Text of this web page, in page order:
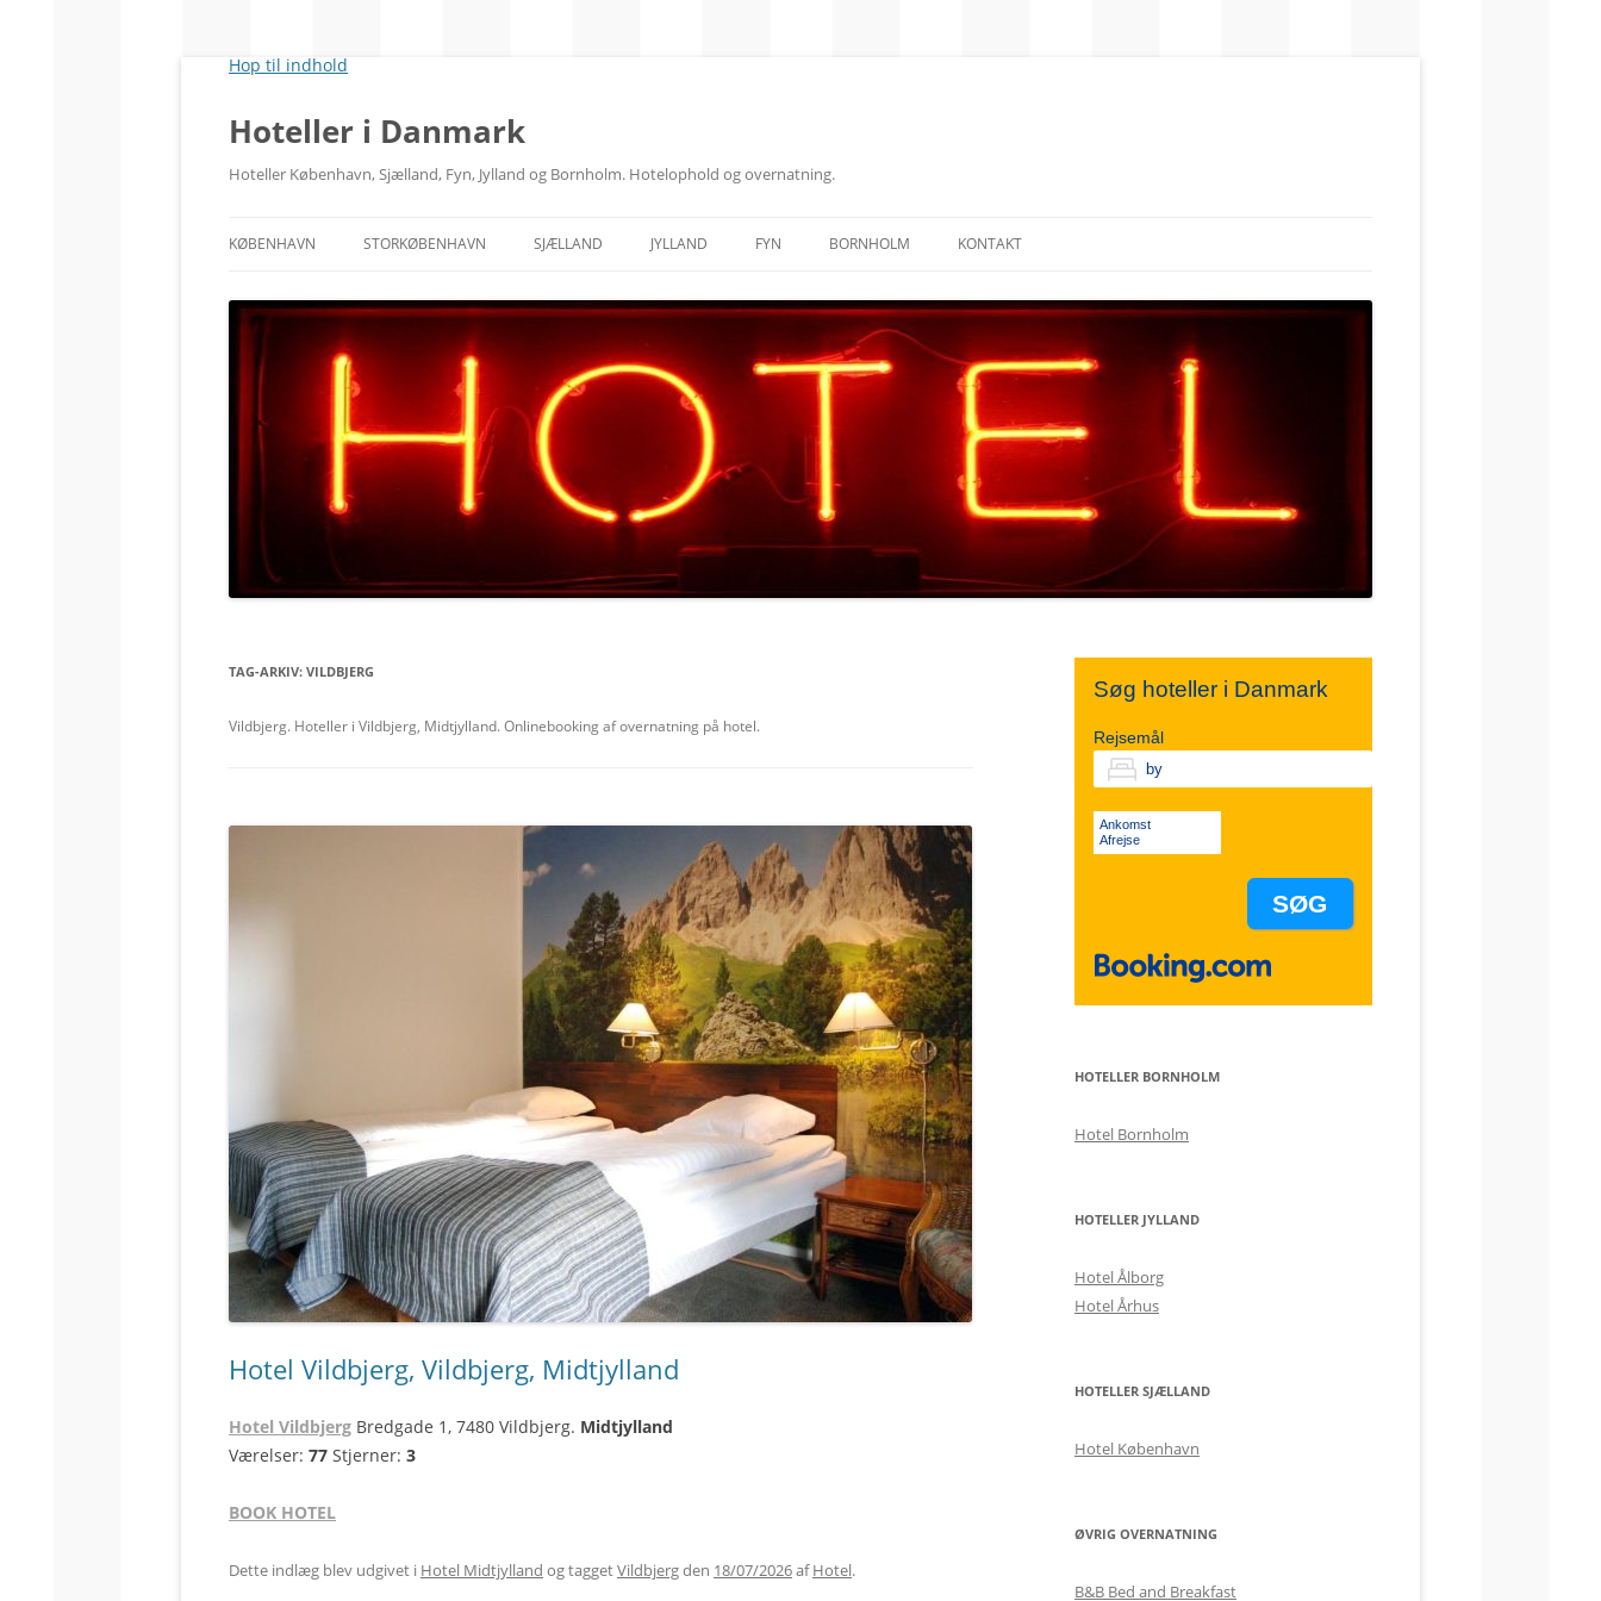
Hop til indhold
Hoteller i Danmark
Hoteller København, Sjælland, Fyn, Jylland og Bornholm. Hotelophold og overnatning.
KØBENHAVN
RÅDHUSPLADSEN
HOVEDBANEGÅRDEN
KØBENHAVN V.
KØBENHAVN K.
STORKØBENHAVN SJÆLLAND
MIDTSJÆLLAND
VESTSJÆLLAND
FALSTER
LOLLAND
JYLLAND
ÅLBORG
NORDJYLLAND
MIDTJYLLAND
ØSTJYLLAND
VESTJYLLAND
SØNDERJYLLAND
FYN BORNHOLM KONTAKT
TAG-ARKIV: VILDBJERG
Vildbjerg. Hoteller i Vildbjerg, Midtjylland. Onlinebooking af overnatning på hotel.
Hotel Vildbjerg, Vildbjerg, Midtjylland
Hotel Vildbjerg Bredgade 1, 7480 Vildbjerg. Midtjylland
Værelser: 77 Stjerner: 3
BOOK HOTEL
Dette indlæg blev udgivet i Hotel Midtjylland og taggetVildbjergden 18/07/2026afHotel.
Søg hoteller i Danmark
Rejsemål
Ankomst
Afrejse
HOTELLER BORNHOLM
Hotel Bornholm
HOTELLER JYLLAND
Hotel Ålborg
Hotel Århus
HOTELLER SJÆLLAND
Hotel København
ØVRIG OVERNATNING
B&B Bed and Breakfast